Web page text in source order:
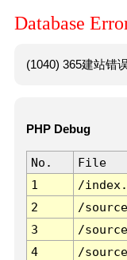
Database
(1040) 365建站错
PHP Debug
No. File
1
/
2
/
3
/
4
/